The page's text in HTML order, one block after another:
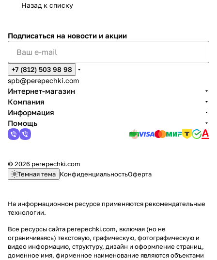
Назад к списку
Подписаться на новости и акции
+7 (812) 503 98 98
spb@perepechki.com
Интернет-магазин
Компания
Информация
Помощь
© 2026 perepechki.com
Темная тема КонфиденциальностьОферта
На информационном ресурсе применяются рекомендательные
технологии.
Все ресурсы сайта perepechki.com, включая (но не
ограничиваясь) текстовую, графическую, фотографическую и
видео информацию, структуру, дизайн и оформление страниц,
доменное имя, фирменное наименование являются объектами